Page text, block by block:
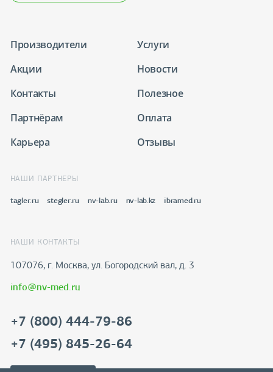
Производители
Услуги
Акции
Новости
Контакты
Полезное
Партнёрам
Оплата
Карьера
Отзывы
НАШИ ПАРТНЕРЫ
tagler.ru stegler.ru nv-lab.ru nv-lab.kz ibramed.ru
НАШИ КОНТАКТЫ
107076, г. Москва, ул. Богородский вал, д. 3
info@nv-med.ru
+7 (800) 444-79-86
+7 (495) 845-26-64